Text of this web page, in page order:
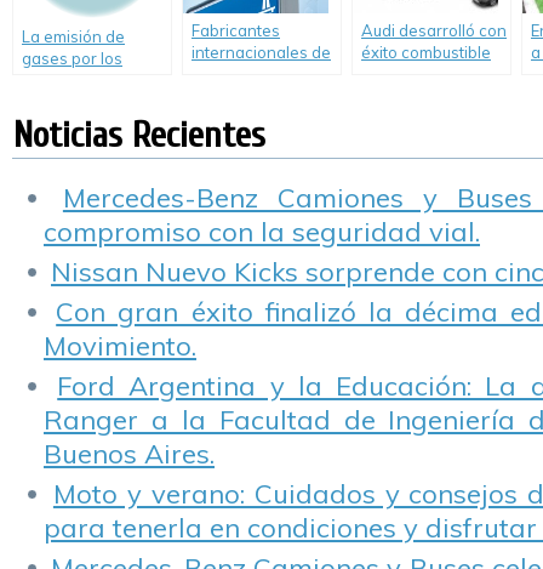
La emisión de
gases por los
Fabricantes
internacionales de
Audi desarrolló con
éxito combustible
Noticias Recientes
Mercedes-Benz Camiones y
compromiso con la seguridad vial.
Nissan Nuevo Kicks sorprende con
Con gran éxito finalizó la décima
Movimiento.
Ford Argentina y la Educación: La
Ranger a la Facultad de Ingeniería
Buenos Aires.
Moto y verano: Cuidados y consejos
para tenerla en condiciones y disfrutar